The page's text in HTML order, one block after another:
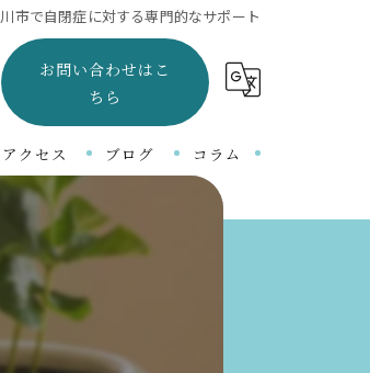
市で自閉症に対する専門的なサポート
お問い合わせはこ
ちら
アクセス ブログ コラム